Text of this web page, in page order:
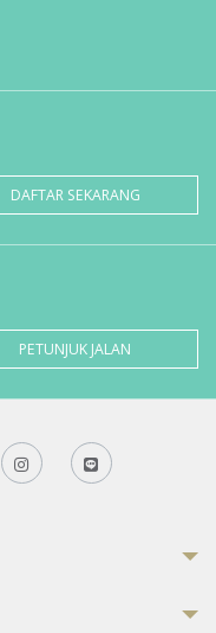
DAFTAR SEKARANG
PETUNJUK JALAN